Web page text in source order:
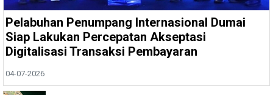
Pelabuhan Penumpang Internasional Dumai
Siap Lakukan Percepatan Akseptasi
Digitalisasi Transaksi Pembayaran
04-07-2026